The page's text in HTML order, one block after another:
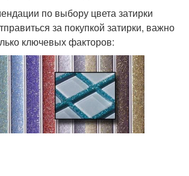
по выбору цвета затирки
за покупкой затирки, важно
ключевых факторов: